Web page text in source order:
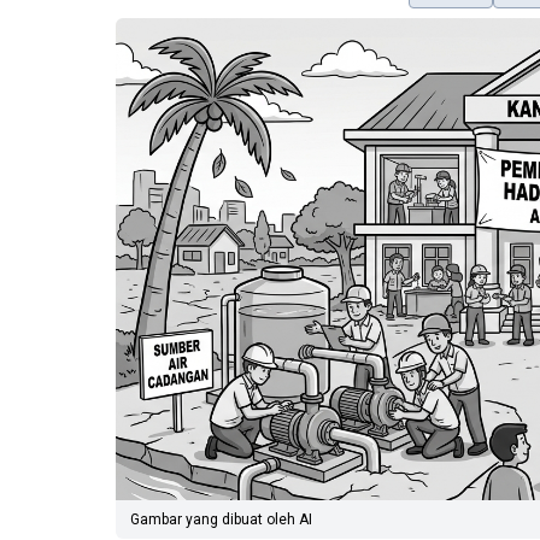
Gambar yang dibuat oleh AI